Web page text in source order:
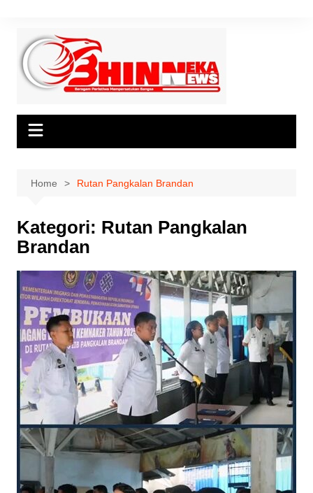
content
Home Rutan Pangkalan Brandan
Kategori: Rutan Pangkalan
Brandan